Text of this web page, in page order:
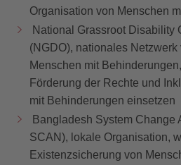
Organisation von Menschen
National Grassroot Disability
(NGDO), nationales
Menschen mit
Förderung der Rechte und
mit Behinderungen einsetzen
Bangladesh System Change
SCAN), lokale Organisation,
Existenzsicherung von